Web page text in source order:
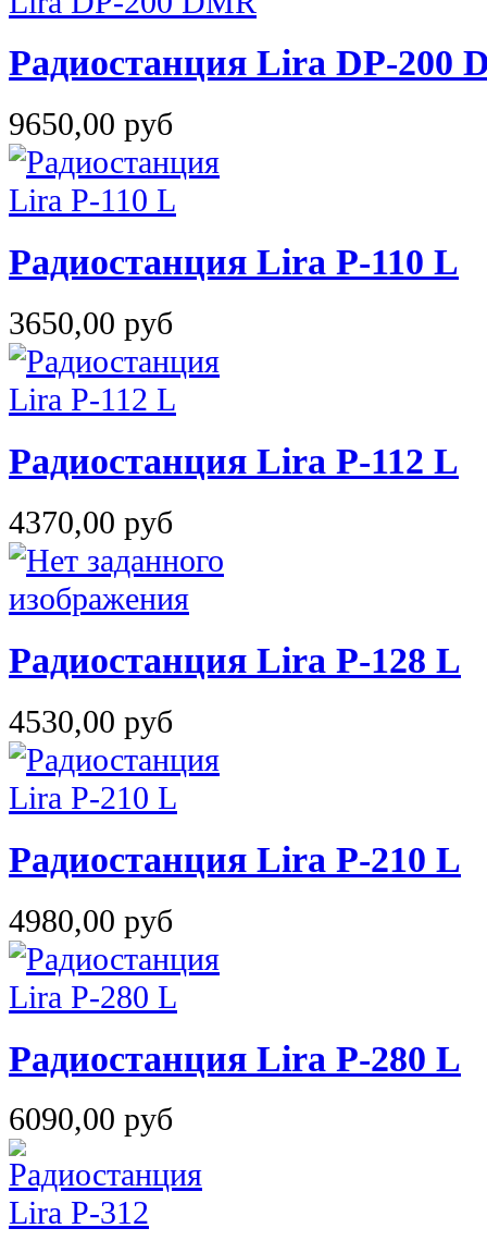
Радиостанция Lira DP-200
9650,00 руб
Радиостанция Lira P-110 L
3650,00 руб
Радиостанция Lira P-112 L
4370,00 руб
Радиостанция Lira P-128 L
4530,00 руб
Радиостанция Lira P-210 L
4980,00 руб
Радиостанция Lira P-280 L
6090,00 руб